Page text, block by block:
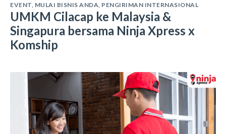
EVENT MULAI BISNIS ANDA PENGIRIMAN INTERNASIONAL
UMKM Cilacap ke Malaysia &
Singapura bersama Ninja Xpress x
Komship